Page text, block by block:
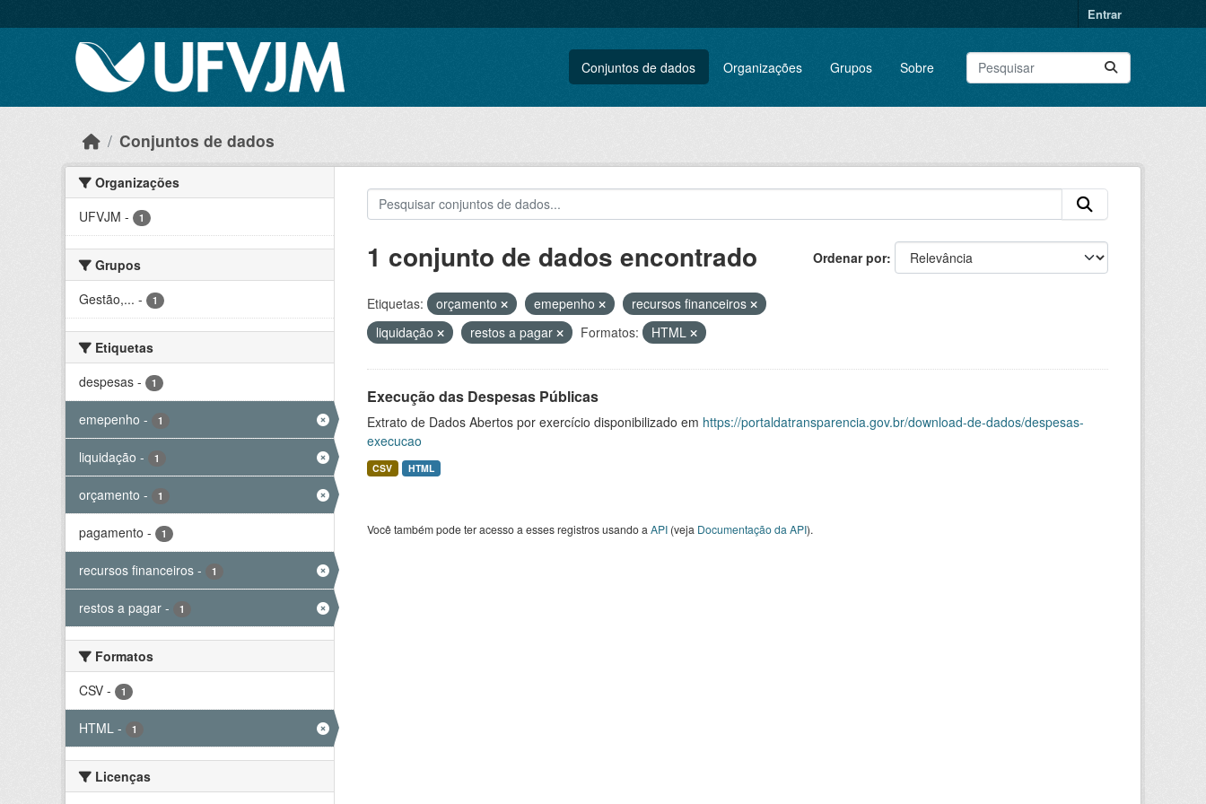
Entrar
Conjuntos de dados Organizações Grupos Sobre
Conjuntos de dados
Organizações
UFVJM - 1
Grupos
Gestão,... - 1
Etiquetas
despesas - 1
emepenho - 1
liquidação - 1
orçamento - 1
pagamento - 1
recursos financeiros - 1
restos a pagar - 1
Formatos
CSV - 1
HTML - 1
Licenças
Ordenar por
1 conjunto de dados encontrado
Etiquetas: orçamento emepenho
recursos financeiros
liquidação
restos a pagar Formatos: HTML
Execução das Despesas Públicas
Extrato de Dados Abertos por exercício disponibilizado em https://portaldatransparencia.gov.br/download-de-dados/despesas-
execucao
CSV HTML
Você também pode ter acesso a esses registros usando a API(veja Documentação da API).